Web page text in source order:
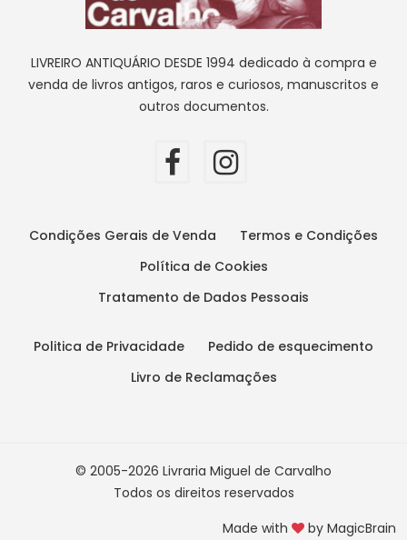
LIVREIRO ANTIQUÁRIO DESDE 1994 dedicado à compra e
venda de livros antigos, raros e curiosos, manuscritos e
outros documentos.
Condições Gerais de Venda
Termos e Condições
Política de Cookies
Tratamento de Dados Pessoais
Politica de Privacidade
Pedido de esquecimento
Livro de Reclamações
© 2005-2026 Livraria Miguel de Carvalho
Todos os direitos reservados
Made with
by MagicBrain